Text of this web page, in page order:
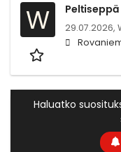
W 29.07.2026,
Haluatko